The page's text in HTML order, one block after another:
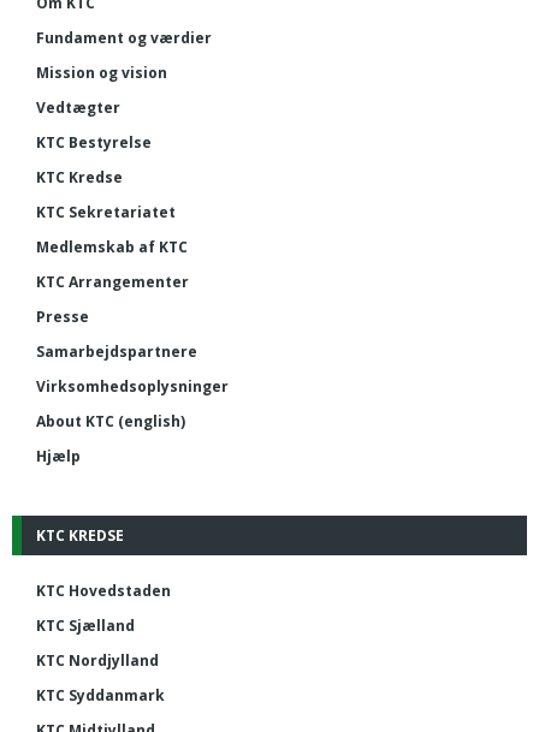
Fundament og værdier
Mission og vision
Vedtægter
KTC Bestyrelse
KTC Kredse
KTC Sekretariatet
Medlemskab af KTC
KTC Arrangementer
Presse
Samarbejdspartnere
Virksomhedsoplysninger
About KTC (english)
Hjælp
KTC KREDSE
KTC Hovedstaden
KTC Sjælland
KTC Nordjylland
KTC Syddanmark